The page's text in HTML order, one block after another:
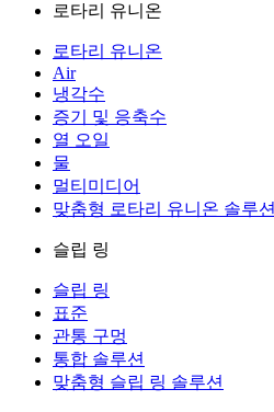
로타리 유니온
로타리 유니온
Air
냉각수
증기 및 응축수
열 오일
물
멀티미디어
맞춤형 로타리 유니온 솔루션
슬립 링
슬립 링
표준
관통 구멍
통합 솔루션
맞춤형 슬립 링 솔루션